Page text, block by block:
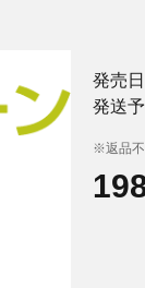
発売
発送
※返品